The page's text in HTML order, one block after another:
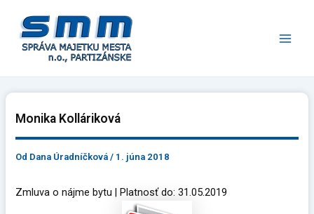
obsah
Monika Kolláriková
Od Dana Úradníčková/ 1. júna 2018
Zmluva o nájme bytu | Platnosť do: 31.05.2019